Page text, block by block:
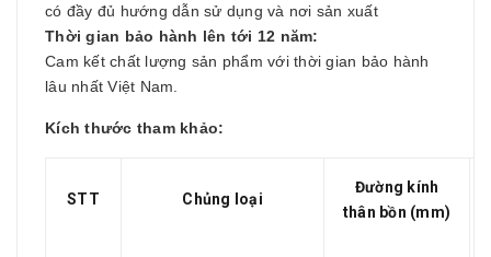
có đầy đủ hướng dẫn sử dụng và nơi sản xuất
Thời gian bảo hành lên tới 12 năm:
Cam kết chất lượng sản phẩm với thời gian bảo hành
lâu nhất Việt Nam.
Kích thước tham khảo:
STT Chủng loại
Đường kính
thân bồn (mm)